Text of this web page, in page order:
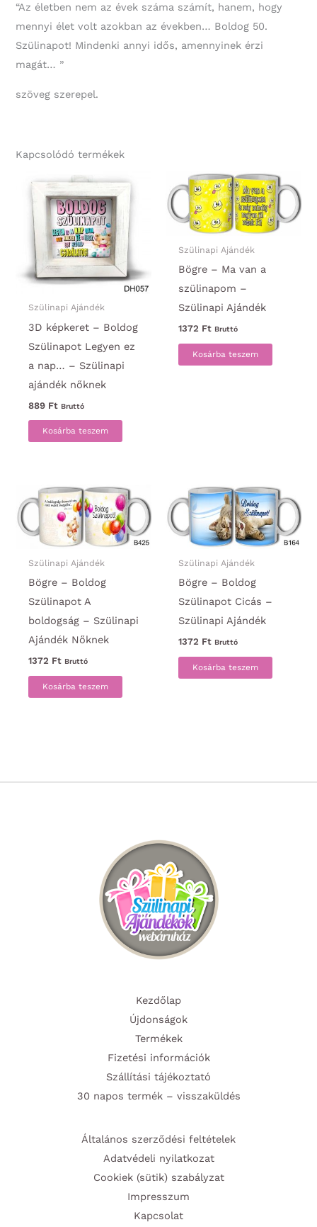
“Az életben nem az évek száma számít, hanem, hogy
mennyi élet volt azokban az években… Boldog 50.
Szülinapot! Mindenki annyi idős, amennyinek érzi
magát… ”
szöveg szerepel.
Kapcsolódó termékek
Szülinapi Ajándék
3D képkeret – Boldog
Szülinapot Legyen ez
a nap… – Szülinapi
ajándék nőknek
889 Ft Bruttó
Kosárba teszem
Szülinapi Ajándék
Bögre – Ma van a
szülinapom –
Szülinapi Ajándék
1372 Ft Bruttó
Kosárba teszem
Szülinapi Ajándék
Bögre – Boldog
Szülinapot A
boldogság – Szülinapi
Ajándék Nőknek
1372 Ft Bruttó
Kosárba teszem
Szülinapi Ajándék
Bögre – Boldog
Szülinapot Cicás –
Szülinapi Ajándék
1372 Ft Bruttó
Kosárba teszem
Kezdőlap
Újdonságok
Termékek
Fizetési információk
Szállítási tájékoztató
30 napos termék – visszaküldés
Általános szerződési feltételek
Adatvédeli nyilatkozat
Cookiek (sütik) szabályzat
Impresszum
Kapcsolat